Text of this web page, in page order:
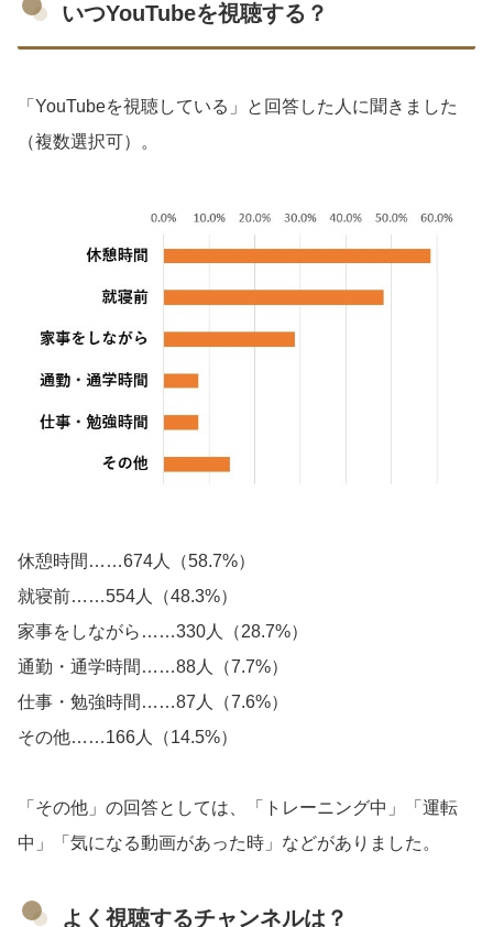
いつYouTubeを視聴する？
「YouTubeを視聴している」と回答した人に聞きました
（複数選択可）。
休憩時間……674人（58.7%）
就寝前……554人（48.3%）
家事をしながら……330人（28.7%）
通勤・通学時間……88人（7.7%）
仕事・勉強時間……87人（7.6%）
その他……166人（14.5%）
「その他」の回答としては、「トレーニング中」「運転
中」「気になる動画があった時」などがありました。
よく視聴するチャンネルは？